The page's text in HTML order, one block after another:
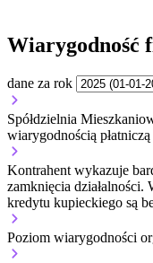
Wiarygodność
dane za rok
Spółdzielnia
wiarygodnością
Kontrahent wykazuje
zamknięcia działalności.
kredytu kupieckiego są
Poziom wiarygodności